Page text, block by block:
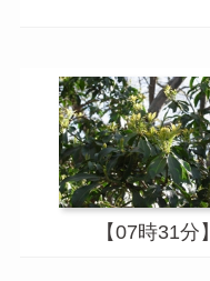
【07時31分】